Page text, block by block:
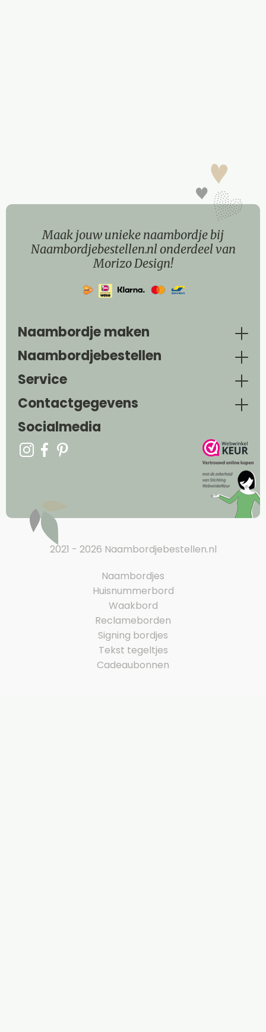
Maak jouw unieke naambordje bij
Naambordjebestellen.nl onderdeel van
Morizo Design!
Naambordje maken
Naambordjebestellen
Service
Contactgegevens
Socialmedia
2021 - 2026 Naambordjebestellen.nl
Naambordjes
Huisnummerbord
Waakbord
Reclameborden
Signing bordjes
Tekst tegeltjes
Cadeaubonnen